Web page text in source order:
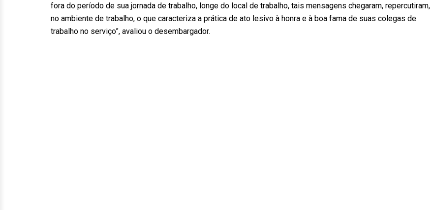
fora do período de sua jornada de trabalho, longe do local de trabalho, tais mensagens chegaram, repercutiram,
no ambiente de trabalho, o que caracteriza a prática de ato lesivo à honra e à boa fama de suas colegas de
trabalho no serviço”, avaliou o desembargador.